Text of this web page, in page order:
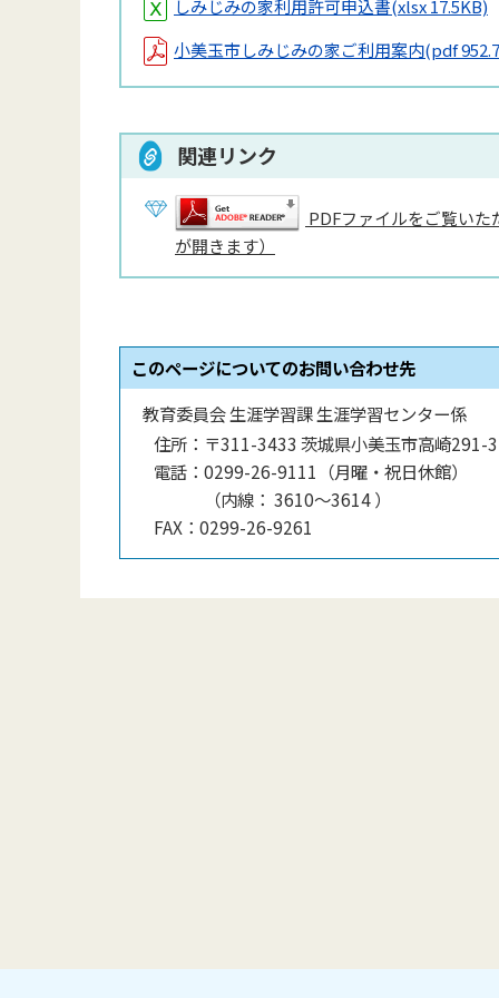
しみじみの家利用許可申込書(xlsx 17.5KB)
小美玉市しみじみの家ご利用案内(pdf
関連リンク
PDFファイルをご覧い
が開きます）
このページについてのお問い合わせ先
教育委員会 生涯学習課 生涯学習センター係
住所： 〒311-3433 茨城県小美玉市高崎291-3
電話： 0299-26-9111（月曜・祝日休館）
（内線 ： 3610〜3614）
FAX： 0299-26-9261